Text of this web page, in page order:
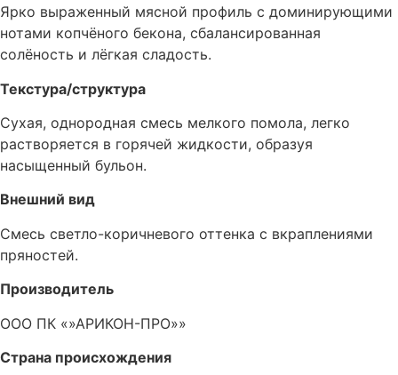
Ярко выраженный мясной профиль с доминирующими
нотами копчёного бекона, сбалансированная
солёность и лёгкая сладость.
Текстура/структура
Сухая, однородная смесь мелкого помола, легко
растворяется в горячей жидкости, образуя
насыщенный бульон.
Внешний вид
Смесь светло-коричневого оттенка с вкраплениями
пряностей.
Производитель
ООО ПК «»АРИКОН-ПРО»»
Страна происхождения